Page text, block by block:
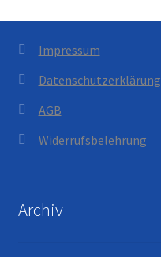
Impressum
Datenschutzerklärung
AGB
Widerrufsbelehrung
Archiv